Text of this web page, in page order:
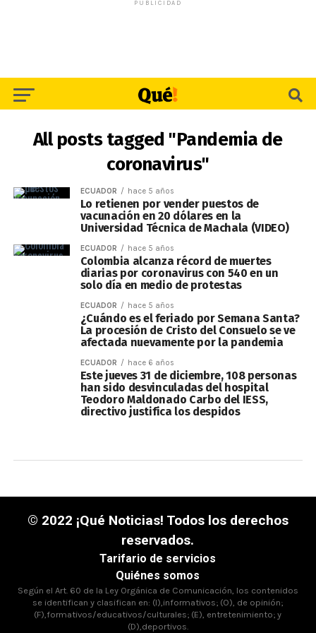
PUBLICIDAD
All posts tagged "Pandemia de
coronavirus"
ECUADOR hace 5 años
Lo retienen por vender puestos de
vacunación en 20 dólares en la
Universidad Técnica de Machala (VIDEO)
ECUADOR hace 5 años
Colombia alcanza récord de muertes
diarias por coronavirus con 540 en un
solo día en medio de protestas
ECUADOR hace 5 años
¿Cuándo es el feriado por Semana Santa?
La procesión de Cristo del Consuelo se ve
afectada nuevamente por la pandemia
ECUADOR hace 6 años
Este jueves 31 de diciembre, 108 personas
han sido desvinculadas del hospital
Teodoro Maldonado Carbo del IESS,
directivo justifica los despidos
© 2022 ¡Qué Noticias! Todos los derechos
reservados.
Tarifario de servicios
Quiénes somos
Según el Art. 60 de la Ley Orgánica de Comunicación, los contenidos
se identifican y clasifican en: (I),informativos; (O), de opinión;
(F),formativos/educativos/culturales; (E), entretenimiento; y
(D),deportivos.